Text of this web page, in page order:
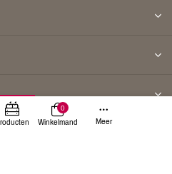
0
Winkelmand
Meer